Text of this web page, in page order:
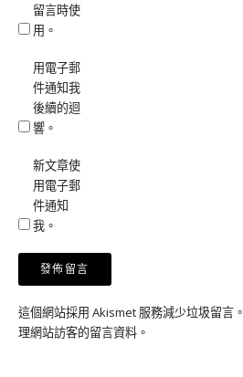
留言時使
用。
用電子郵
件通知我
後續的迴
響。
新文章使
用電子郵
件通知
我。
這個網站採用 Akismet 服務減少垃圾留言。
理網站訪客的留言資料 。